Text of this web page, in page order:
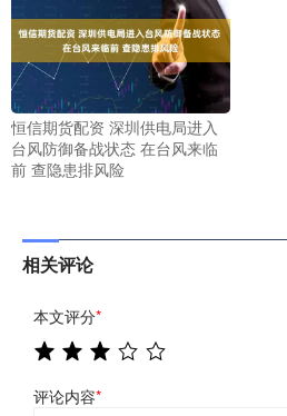
恒信期货配资 深圳供电局进入
台风防御备战状态 在台风来临
前 查隐患排风险
相关评论
本文评分*
评论内容*